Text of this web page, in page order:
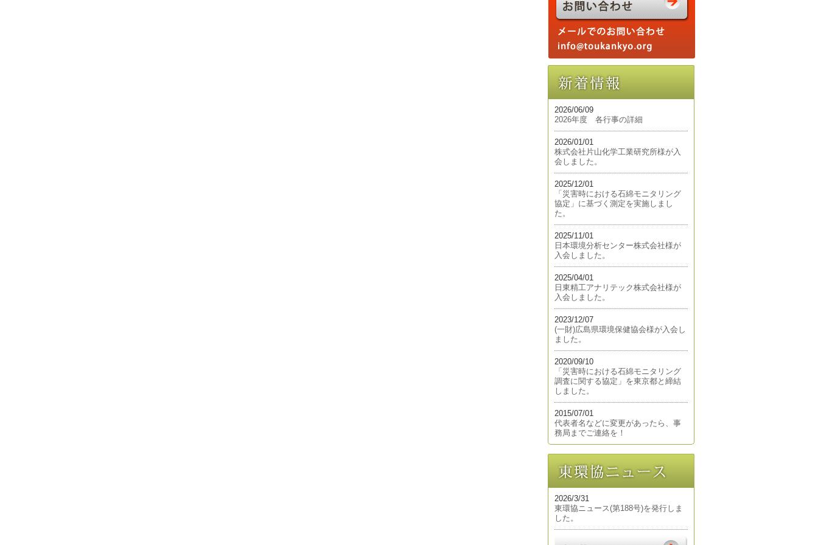
2026/06/09
2026年度 各行事の詳細
2026/01/01
株式会社片山化学工業研究所様が入
会しました。
2025/12/01
「災害時における石綿モニタリング
協定」に基づく測定を実施しまし
た。
2025/11/01
日本環境分析センター株式会社様が
入会しました。
2025/04/01
日東精工アナリテック株式会社様が
入会しました。
2023/12/07
(一財)広島県環境保健協会様が入会し
ました。
2020/09/10
「災害時における石綿モニタリング
調査に関する協定」を東京都と締結
しました。
2015/07/01
代表者名などに変更があったら、事
務局までご連絡を！
2026/3/31
東環協ニュース(第188号)を発行しま
した。